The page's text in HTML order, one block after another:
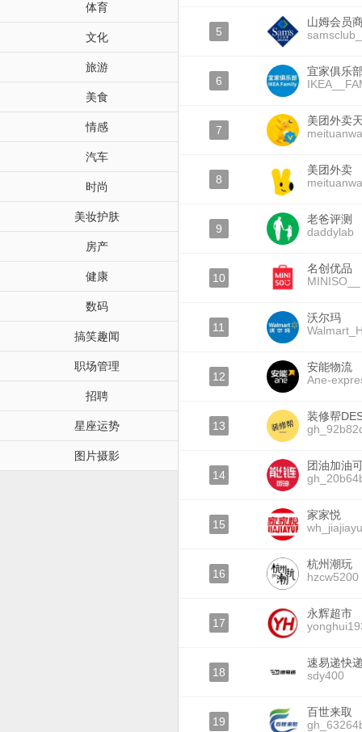
体育
文化
旅游
美食
情感
汽车
时尚
美妆护肤
房产
健康
数码
搞笑趣闻
职场管理
招聘
星座运势
图片摄影
5
山姆会员
6
宜家俱乐
7
美团外卖
8
美团外卖
9
老爸评测
daddylab
10
名创优品
MINISO__
11
沃尔玛
12
安能物流
Ane-
13
装修帮
14
团油加油
15
家家悦
16
杭州潮玩
hzcw5200
17
永辉超市
18
速易递快
sdy400
19
百世来取